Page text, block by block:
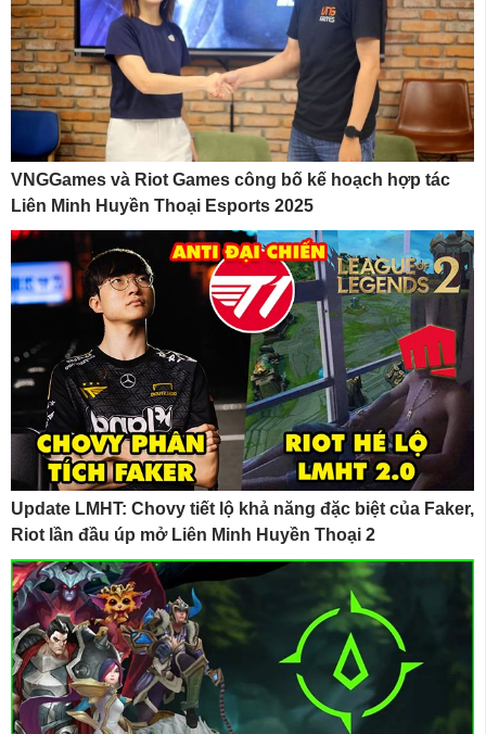
VNGGames và Riot Games công bố kế hoạch hợp tác
Liên Minh Huyền Thoại Esports 2025
Update LMHT: Chovy tiết lộ khả năng đặc biệt của Faker,
Riot lần đầu úp mở Liên Minh Huyền Thoại 2